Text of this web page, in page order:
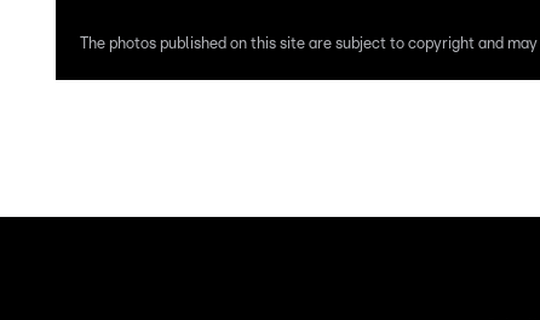
The photos published on this site are subject to copyright and